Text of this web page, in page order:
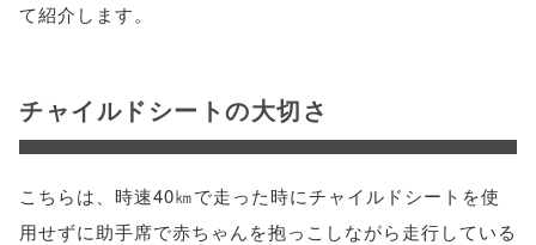
て紹介します。
チャイルドシートの大切さ
こちらは、時速40㎞で走った時にチャイルドシートを使
用せずに助手席で赤ちゃんを抱っこしながら走行している